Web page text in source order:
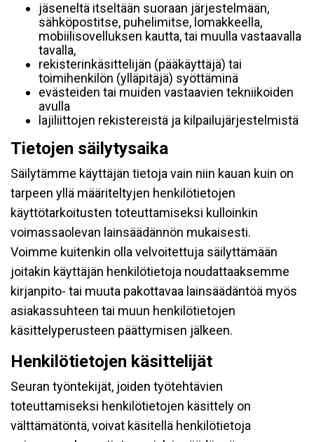
jäseneltä itseltään suoraan järjestelmään,
sähköpostitse, puhelimitse, lomakkeella,
mobiilisovelluksen kautta, tai muulla vastaavalla
tavalla,
rekisterinkäsittelijän (pääkäyttäjä) tai
toimihenkilön (ylläpitäjä) syöttäminä
evästeiden tai muiden vastaavien tekniikoiden
avulla
lajiliittojen rekistereistä ja kilpailujärjestelmistä
Tietojen säilytysaika
Säilytämme käyttäjän tietoja vain niin kauan kuin on
tarpeen yllä määriteltyjen henkilötietojen
käyttötarkoitusten toteuttamiseksi kulloinkin
voimassaolevan lainsäädännön mukaisesti.
Voimme kuitenkin olla velvoitettuja säilyttämään
joitakin käyttäjän henkilötietoja noudattaaksemme
kirjanpito- tai muuta pakottavaa lainsäädäntöä myös
asiakassuhteen tai muun henkilötietojen
käsittelyperusteen päättymisen jälkeen.
Henkilötietojen käsittelijät
Seuran työntekijät, joiden työtehtävien
toteuttamiseksi henkilötietojen käsittely on
välttämätöntä, voivat käsitellä henkilötietoja